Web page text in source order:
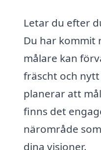
Letar du efter
Du har kommit
målare kan
fräscht och
planerar att
finns det
närområde
dina visioner.